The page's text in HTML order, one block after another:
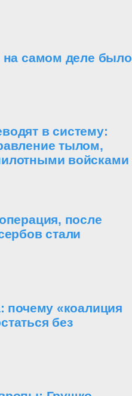
на самом деле было
в систему:
тылом,
войсками
после
стали
почему «коалиция
без